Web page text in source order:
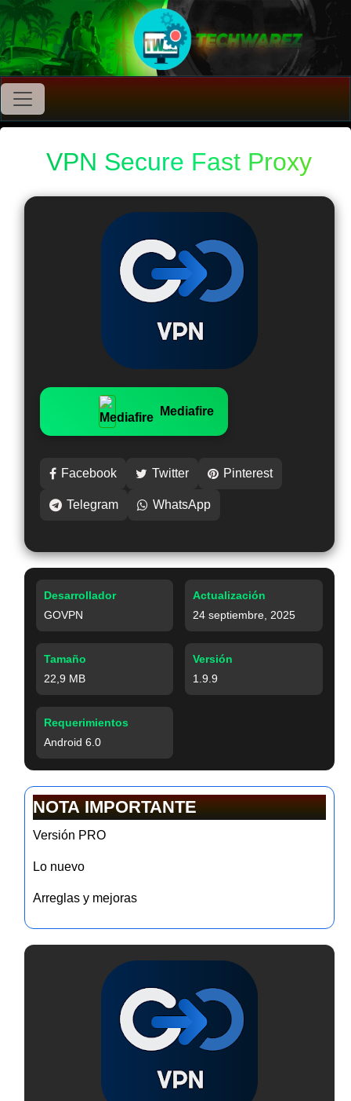
VPN Secure Fast Proxy
PRO v1.9.9 Apk Premium
2025
Mediafire
Facebook Twitter Pinterest
Telegram WhatsApp
Desarrollador
GOVPN
Actualización
24 septiembre, 2025
Tamaño
22,9 MB
Versión
1.9.9
Requerimientos
Android 6.0
NOTA IMPORTANTE
Versión PRO
Lo nuevo
Arreglas y mejoras